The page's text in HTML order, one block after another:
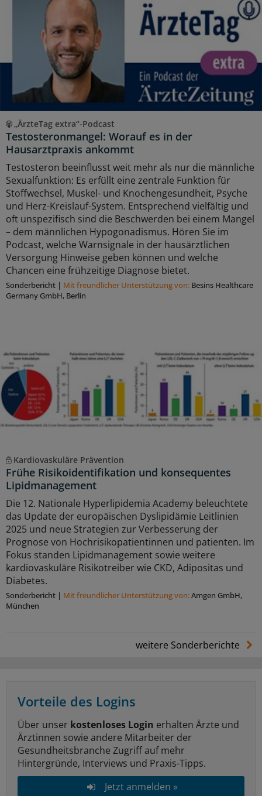
„ÄrzteTag extra“-Podcast
Testosteronmangel: Worauf es in der
Hausarztpraxis ankommt
Testosteron beeinflusst weit mehr als nur die männliche
Sexualfunktion: Es erfüllt eine zentrale Funktion für
Stoffwechsel, Muskel- und Knochengesundheit, Psyche
und Herz-Kreislauf-System. Entsprechend vielfältig und
oft unspezifisch sind die Beschwerden bei einem Mangel
– dem männlichen Hypogonadismus. Hören Sie im
Podcast, welche Warnsignale in der hausärztlichen
Versorgung Hinweise geben können und welche
Chancen eine frühzeitige Diagnose bietet.
Sonderbericht | Mit freundlicher Unterstützung von: Besins Healthcare
Germany GmbH, Berlin
Kardiovaskuläre Prävention
Frühe Risikoidentifikation und konsequentes
Lipidmanagement
Die 12. Nationale Hyperlipidemia Academy beleuchtete
das Update der europäischen Dyslipidämie Leitlinien
2025 und neue Strategien zur Verbesserung der
Prognose von Hochrisikopatientinnen und patienten. Im
Fokus standen Lipidmanagement sowie weitere
kardiovaskuläre Risikotreiber wie CKD, Adipositas und
Diabetes.
Sonderbericht | Mit freundlicher Unterstützung von:Amgen GmbH,
München
weitere Sonderberichte
Vorteile des Logins
Über unser kostenloses Login erhalten Ärzte und
Ärztinnen sowie andere Mitarbeiter der
Gesundheitsbranche Zugriff auf mehr
Hintergründe, Interviews und Praxis-Tipps.
Jetzt anmelden »